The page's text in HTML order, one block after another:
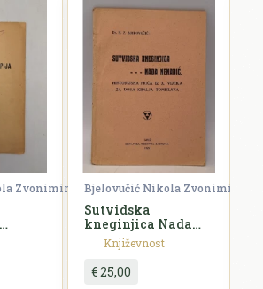
javno.
Zvonimir
do
Bjelovučić Nikola Zvonimir
Sutvidska
kneginjica Nada
Nenadić
Književnost
€ 25,00